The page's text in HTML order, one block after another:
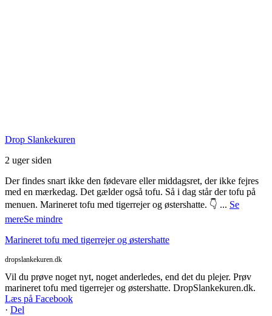
Drop Slankekuren
2 uger siden
Der findes snart ikke den fødevare eller middagsret, der ikke fejres
med en mærkedag. Det gælder også tofu. Så i dag står der tofu på
menuen. Marineret tofu med tigerrejer og østershatte. 👇 ... Se
mereSe mindre
Marineret tofu med tigerrejer og østershatte
dropslankekuren.dk
Vil du prøve noget nyt, noget anderledes, end det du plejer. Prøv
marineret tofu med tigerrejer og østershatte. DropSlankekuren.dk.
Læs på Facebook
· Del